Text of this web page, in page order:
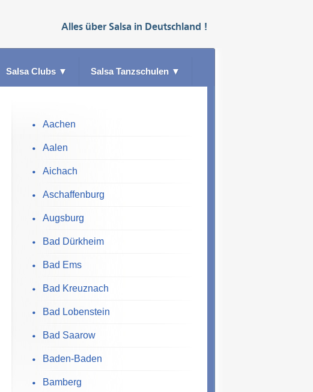
Alles über Salsa in Deutschland !
Salsa Clubs ▼ Salsa Tanzschulen ▼
Aachen
Aalen
Aichach
Aschaffenburg
Augsburg
Bad Dürkheim
Bad Ems
Bad Kreuznach
Bad Lobenstein
Bad Saarow
Baden-Baden
Bamberg